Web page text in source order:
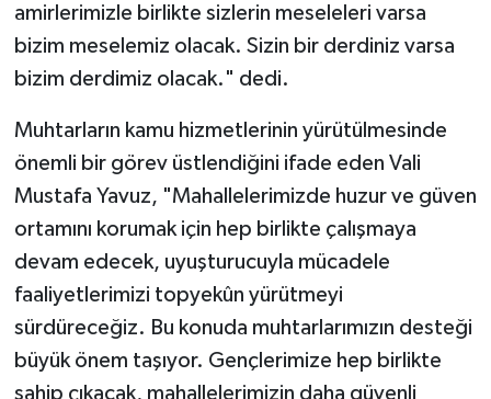
amirlerimizle birlikte sizlerin meseleleri varsa
bizim meselemiz olacak. Sizin bir derdiniz varsa
bizim derdimiz olacak." dedi.
Muhtarların kamu hizmetlerinin yürütülmesinde
önemli bir görev üstlendiğini ifade eden Vali
Mustafa Yavuz, "Mahallelerimizde huzur ve güven
ortamını korumak için hep birlikte çalışmaya
devam edecek, uyuşturucuyla mücadele
faaliyetlerimizi topyekûn yürütmeyi
sürdüreceğiz. Bu konuda muhtarlarımızın desteği
büyük önem taşıyor. Gençlerimize hep birlikte
sahip çıkacak, mahallelerimizin daha güvenli